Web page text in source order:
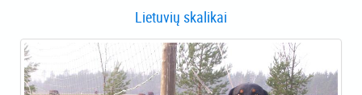
Lietuvių skalikai